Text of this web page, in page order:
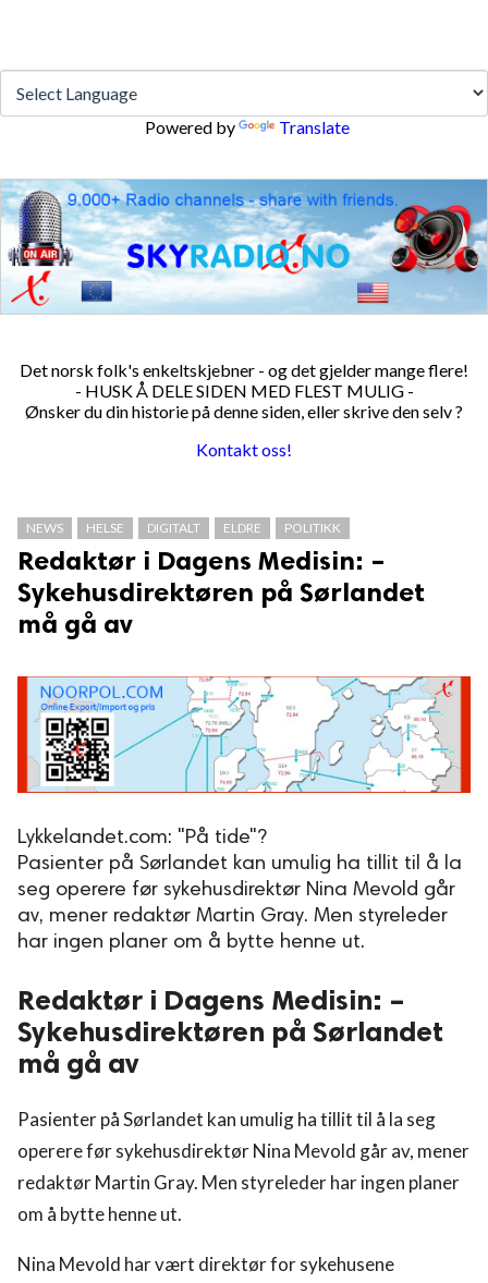
reserved.
Powered by Translate
Det norsk folk's enkeltskjebner - og det gjelder mange flere!
- HUSK Å DELE SIDEN MED FLEST MULIG -
Ønsker du din historie på denne siden, eller skrive den selv ?
Kontakt oss!
NEWS HELSE DIGITALT ELDRE POLITIKK
Redaktør i Dagens Medisin: –
Sykehusdirektøren på Sørlandet
må gå av
Lykkelandet.com: "På tide"?
Pasienter på Sørlandet kan umulig ha tillit til å la
seg operere før sykehusdirektør Nina Mevold går
av, mener redaktør Martin Gray. Men styreleder
har ingen planer om å bytte henne ut.
Redaktør i Dagens Medisin: –
Sykehusdirektøren på Sørlandet
må gå av
Pasienter på Sørlandet kan umulig ha tillit til å la seg
operere før sykehusdirektør Nina Mevold går av, mener
redaktør Martin Gray. Men styreleder har ingen planer
om å bytte henne ut.
Nina Mevold har vært direktør for sykehusene